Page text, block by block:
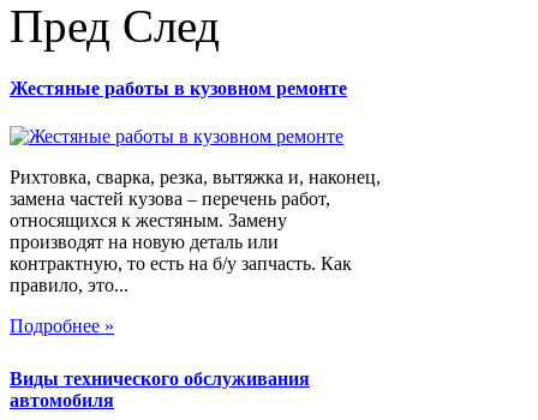
Пред След
Жестяные работы в кузовном ремонте
Рихтовка, сварка, резка, вытяжка и, наконец,
замена частей кузова – перечень работ,
относящихся к жестяным. Замену
производят на новую деталь или
контрактную, то есть на б/у запчасть. Как
правило, это...
Подробнее »
Виды технического обслуживания
автомобиля